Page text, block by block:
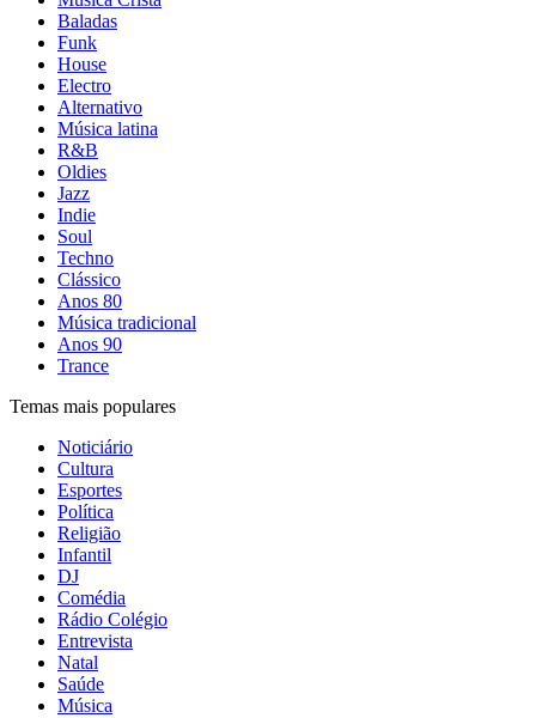
Baladas
Funk
House
Electro
Alternativo
Música latina
R&B
Oldies
Jazz
Indie
Soul
Techno
Clássico
Anos 80
Música tradicional
Anos 90
Trance
Temas mais populares
Noticiário
Cultura
Esportes
Política
Religião
Infantil
DJ
Comédia
Rádio Colégio
Entrevista
Natal
Saúde
Música